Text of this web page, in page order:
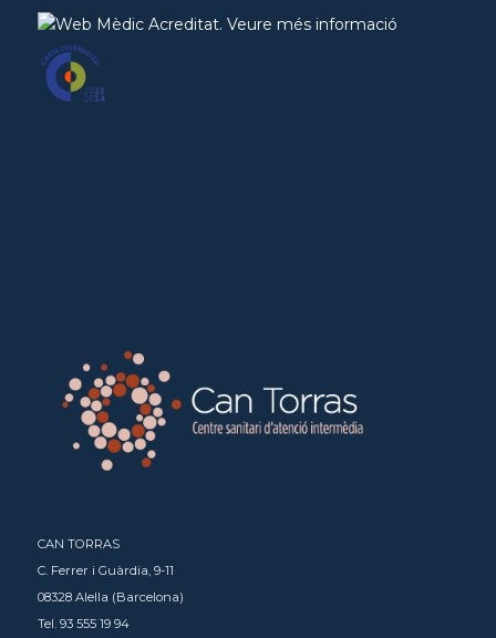
CAN TORRAS
C. Ferrer i Guàrdia, 9-11
08328 Alella (Barcelona)
Tel. 93 555 19 94